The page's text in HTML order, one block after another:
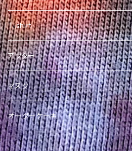
T-shirt
アウター
マスク
オーダーケーキ